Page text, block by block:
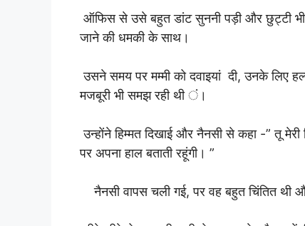
ऑफिस से उसे बहुत डांट सुननी पड़ी और छुट्टी भी
जाने की धमकी के साथ।
उसने समय पर मम्मी को दवाइयां दी, उनके लिए
मजबूरी भी समझ रही थी ं।
उन्होंने हिम्मत दिखाई और नैनसी से कहा -” तू
पर अपना हाल बताती रहूंगी। ”
नैनसी वापस चली गई, पर वह बहुत चिंतित थी